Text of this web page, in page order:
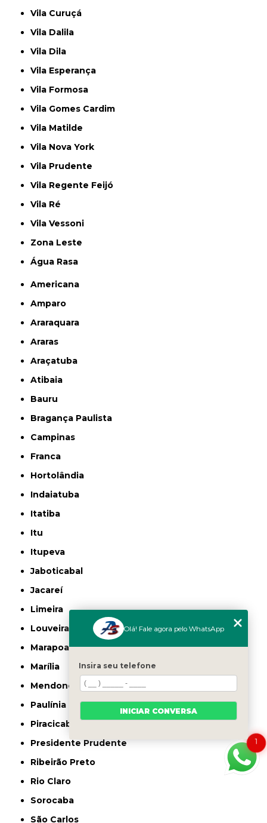
Vila Curuçá
Vila Dalila
Vila Dila
Vila Esperança
Vila Formosa
Vila Gomes Cardim
Vila Matilde
Vila Nova York
Vila Prudente
Vila Regente Feijó
Vila Ré
Vila Vessoni
Zona Leste
Água Rasa
Americana
Amparo
Araraquara
Araras
Araçatuba
Atibaia
Bauru
Bragança Paulista
Campinas
Franca
Hortolândia
Indaiatuba
Itatiba
Itu
Itupeva
Jaboticabal
Jacareí
Limeira
Louveira
Marapoama
Marília
Mendonça
Paulínia
Piracicaba
Presidente Prudente
Ribeirão Preto
Rio Claro
Sorocaba
São Carlos
1
Olá! Fale agora pelo WhatsApp
Insira seu telefone
INICIAR CONVERSA